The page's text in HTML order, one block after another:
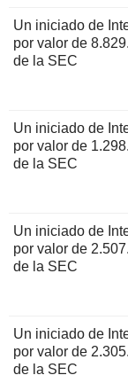
Un iniciado de
por valor de
de la SEC
Un iniciado de
por valor de
de la SEC
Un iniciado de
por valor de
de la SEC
Un iniciado de
por valor de
de la SEC